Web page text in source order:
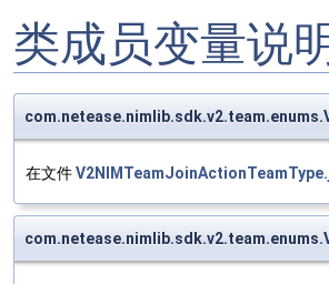
类成员变量说
在文件